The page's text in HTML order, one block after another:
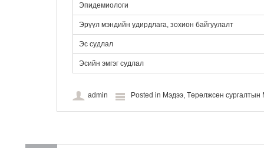
Эпидемиологи
Эрүүл мэндийн удирдлага, зохион байгуулалт
Эс судлал
Эсийн эмгэг судлал
admin Posted in Мэдээ, Төрөлжсөн